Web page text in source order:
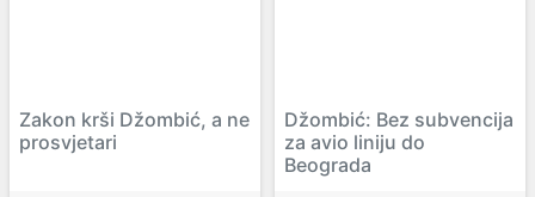
Zakon krši Džombić, a ne
prosvjetari
Džombić: Bez subvencija
za avio liniju do
Beograda